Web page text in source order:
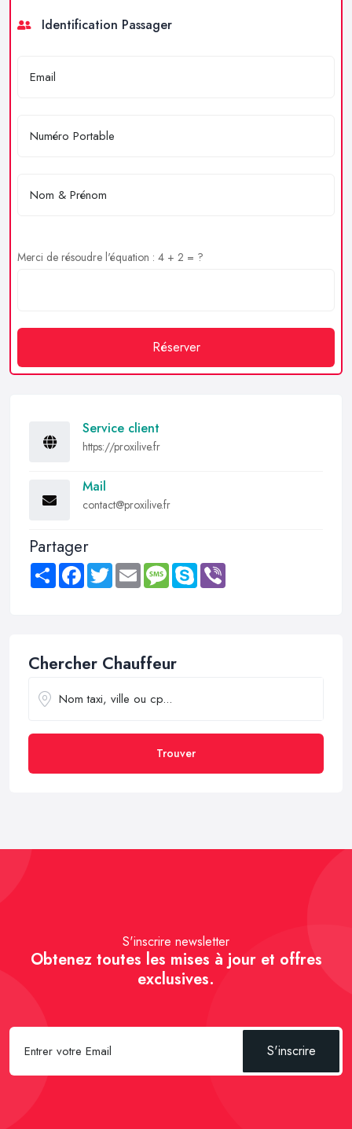
Identification Passager
Merci de résoudre l'équation : 4 + 2 = ?
Réserver
Service client
https://proxilive.fr
Mail
contact@proxilive.fr
Partager
Share FacebookTwitter Email MessageSkype
Chercher Chauffeur
Trouver
S'inscrire newsletter
Obtenez toutes les mises à jour et offres
exclusives.
S'inscrire